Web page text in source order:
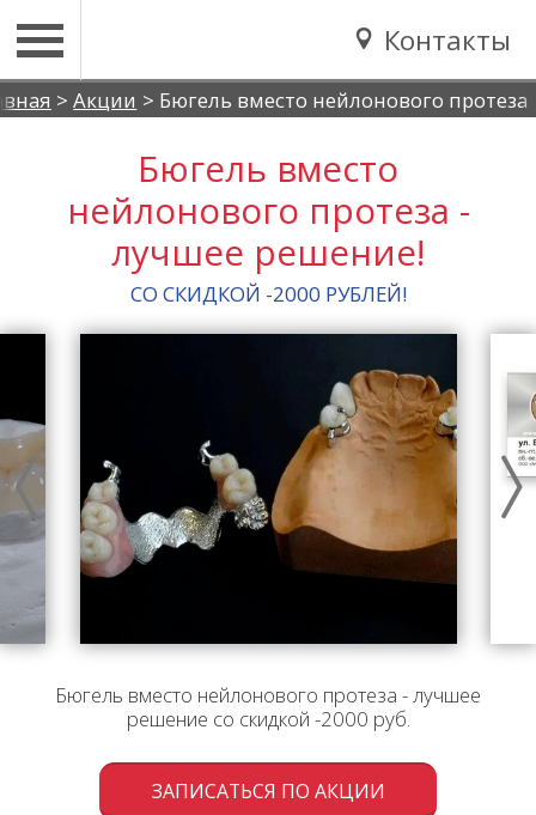
Контакты
Вы здесь
> Акции > Бюгель вместо нейлонового протеза
Бюгель вместо
нейлонового протеза -
лучшее решение!
СО СКИДКОЙ -2000 РУБЛЕЙ!
Бюгель вместо нейлонового протеза - лучшее
решение со скидкой -2000 руб.
ЗАПИСАТЬСЯ ПО АКЦИИ